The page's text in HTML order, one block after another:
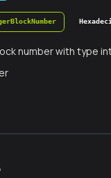
number with type